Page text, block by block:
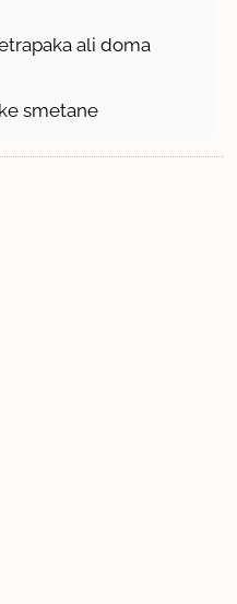
ali doma
smetane